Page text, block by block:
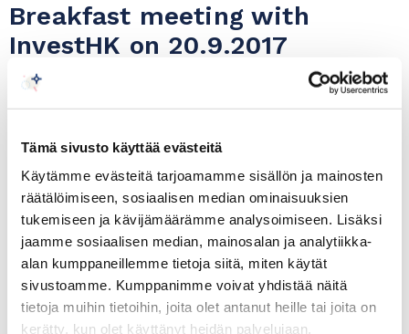
Tämä sivusto käyttää evästeitä
Käytämme evästeitä tarjoamamme sisällön ja mainosten
räätälöimiseen, sosiaalisen median ominaisuuksien
tukemiseen ja kävijämäärämme analysoimiseen. Lisäksi
jaamme sosiaalisen median, mainosalan ja analytiikka-
alan kumppaneillemme tietoja siitä, miten käytät
sivustoamme. Kumppanimme voivat yhdistää näitä
tietoja muihin tietoihin, joita olet antanut heille tai joita on
kerätty, kun olet käyttänyt heidän palvelujaan.
Breakfast meeting with
InvestHK on 20.9.2017
Hong Kong – where business goes to grow
Date:Wednesday 20.9.2017 at 8.30-10.00
Venue:WTC Helsinki, Marski Hall,
Aleksanterinkatu 17, 00100 Helsinki
Welcome to breakfast meeting with InvestHK on
why Hong Kong is the ideal place to do business
in Asia